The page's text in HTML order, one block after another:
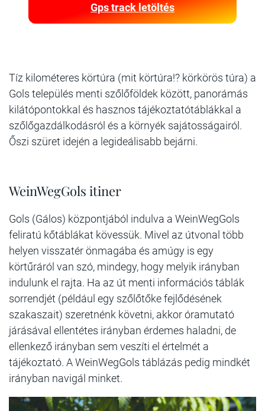
Gps track letöltés
Tíz kilométeres körtúra (mit körtúra!? körkörös túra) a
Gols település menti szőlőföldek között, panorámás
kilátópontokkal és hasznos tájékoztatótáblákkal a
szőlőgazdálkodásról és a környék sajátosságairól.
Őszi szüret idején a legideálisabb bejárni.
WeinWegGols itiner
Gols (Gálos) központjából indulva a WeinWegGols
feliratú kőtáblákat kövessük. Mivel az útvonal több
helyen visszatér önmagába és amúgy is egy
körtűráról van szó, mindegy, hogy melyik irányban
indulunk el rajta. Ha az út menti információs táblák
sorrendjét (például egy szőlőtőke fejlődésének
szakaszait) szeretnénk követni, akkor óramutató
járásával ellentétes irányban érdemes haladni, de
ellenkező irányban sem veszíti el értelmét a
tájékoztató. A WeinWegGols táblázás pedig mindkét
irányban navigál minket.